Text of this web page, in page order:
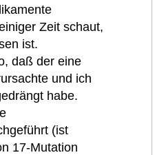
Zeit schaut,
ist.
daß der eine
und ich
habe.
(ist
17-Mutation